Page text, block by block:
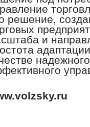
решение,
и